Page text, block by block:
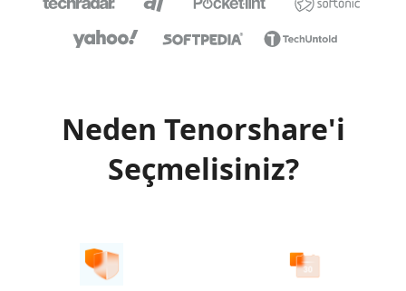
Neden Tenorshare'i
Seçmelisiniz?